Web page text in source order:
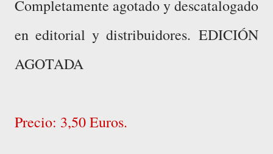
Completamente agotado y descatalogado
en editorial y distribuidores. EDICIÓN
AGOTADA
Precio: 3,50 Euros.